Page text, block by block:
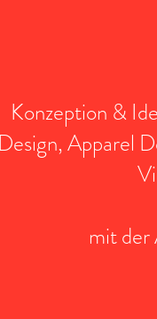
Konzeption &
Apparel
mit